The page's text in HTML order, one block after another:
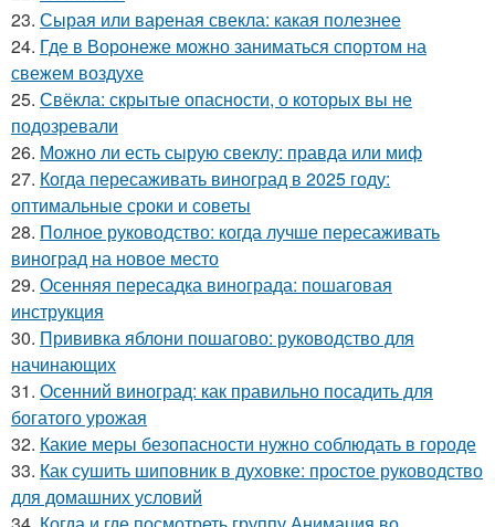
23. Сырая или вареная свекла: какая полезнее
24. Где в Воронеже можно заниматься спортом на
свежем воздухе
25. Свёкла: скрытые опасности, о которых вы не
подозревали
26. Можно ли есть сырую свеклу: правда или миф
27. Когда пересаживать виноград в 2025 году:
оптимальные сроки и советы
28. Полное руководство: когда лучше пересаживать
виноград на новое место
29. Осенняя пересадка винограда: пошаговая
инструкция
30. Прививка яблони пошагово: руководство для
начинающих
31. Осенний виноград: как правильно посадить для
богатого урожая
32. Какие меры безопасности нужно соблюдать в городе
33. Как сушить шиповник в духовке: простое руководство
для домашних условий